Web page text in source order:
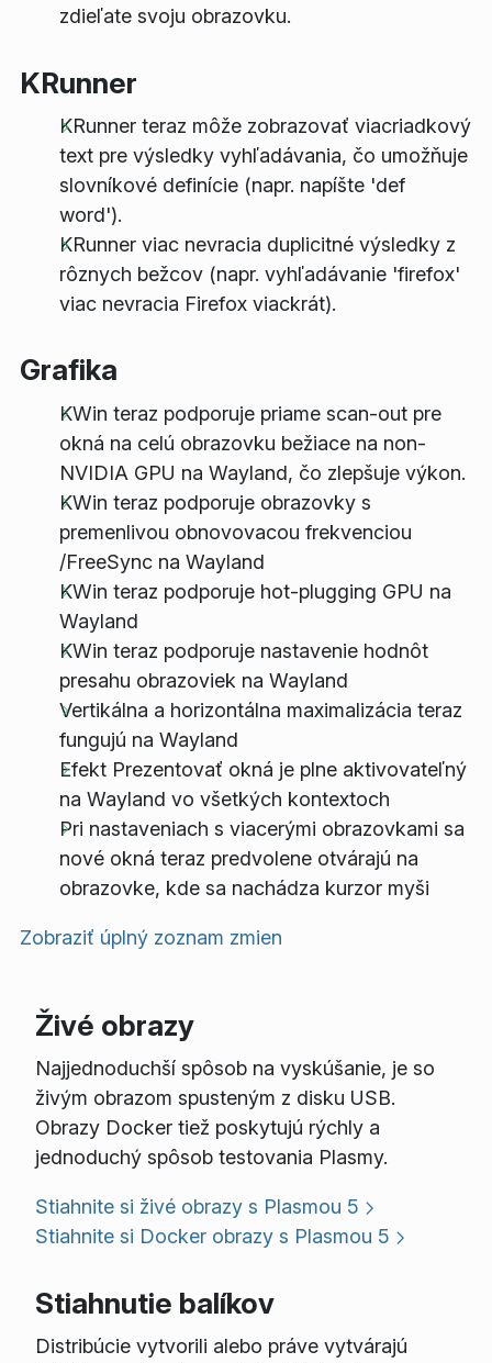
zdieľate svoju obrazovku.
KRunner
KRunner teraz môže zobrazovať viacriadkový
text pre výsledky vyhľadávania, čo umožňuje
slovníkové definície (napr. napíšte 'def
word').
KRunner viac nevracia duplicitné výsledky z
rôznych bežcov (napr. vyhľadávanie 'firefox'
viac nevracia Firefox viackrát).
Grafika
KWin teraz podporuje priame scan-out pre
okná na celú obrazovku bežiace na non-
NVIDIA GPU na Wayland, čo zlepšuje výkon.
KWin teraz podporuje obrazovky s
premenlivou obnovovacou frekvenciou
/FreeSync na Wayland
KWin teraz podporuje hot-plugging GPU na
Wayland
KWin teraz podporuje nastavenie hodnôt
presahu obrazoviek na Wayland
Vertikálna a horizontálna maximalizácia teraz
fungujú na Wayland
Efekt Prezentovať okná je plne aktivovateľný
na Wayland vo všetkých kontextoch
Pri nastaveniach s viacerými obrazovkami sa
nové okná teraz predvolene otvárajú na
obrazovke, kde sa nachádza kurzor myši
Zobraziť úplný zoznam zmien
Živé obrazy
Najjednoduchší spôsob na vyskúšanie, je so
živým obrazom spusteným z disku USB.
Obrazy Docker tiež poskytujú rýchly a
jednoduchý spôsob testovania Plasmy.
Stiahnite si živé obrazy s Plasmou 5
Stiahnite si Docker obrazy s Plasmou 5
Stiahnutie balíkov
Distribúcie vytvorili alebo práve vytvárajú